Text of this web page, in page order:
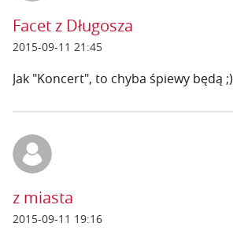
Facet z Długosza
2015-09-11 21:45
Jak "Koncert", to chyba śpiewy będą ;)
z miasta
2015-09-11 19:16